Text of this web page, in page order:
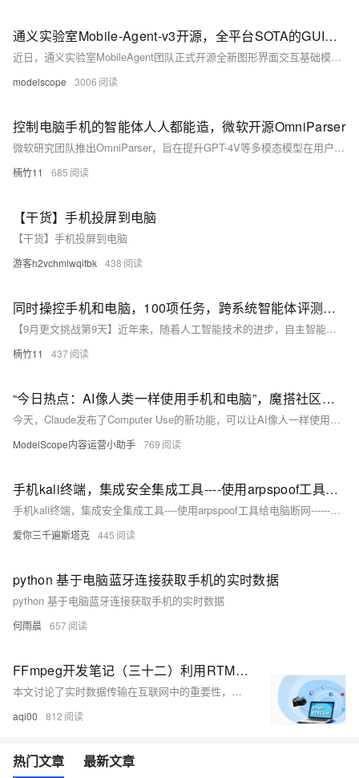
通义实验室Mobile-Agent-v3开源，全平台SOTA的GUI智能体，支持手机电脑等多平台交互
近日，通义实验室MobileAgent团队正式开源全新图形界面交互基础模型 GUI-Owl，并同步推出支持多智能体协同的自动化框架 Mobile-Agent-v3。该模型基于Qwen2.5-VL打造，在手机端与电脑端共8个GUI任务榜单中全面刷新开源模型性能纪录，达成全平台SOTA。
modelscope 3006
控制电脑手机的智能体人人都能造，微软开源OmniParser
微软研究团队推出OmniParser，旨在提升GPT-4V等多模态模型在用户界面操作方面的性能。通过解析用户界面截图为结构化元素，OmniParser显著增强了模型的交互能力，使其在多种基准测试中表现出色。该技术开源，促进了社区合作与技术创新，但同时也面临数据质量、计算资源及安全隐私等挑战。
楠竹11 685
【干货】手机投屏到电脑
【干货】手机投屏到电脑
游客h2vchmlwqitbk 438
同时操控手机和电脑，100项任务，跨系统智能体评测基准有了
【9月更文挑战第9天】近年来，随着人工智能技术的进步，自主智能体的应用日益广泛。为解决现有评测基准的局限性，研究人员推出了CRAB（Cross-environment Agent Benchmark），这是一种支持跨环境任务的新框架，结合了基于图的精细评估方法和高效的任务构建机制。CRAB框架支持多种设备并可轻松扩展至任何具备Python接口的环境。首个跨平台基准CRAB-v0包含100项任务，实验显示GPT-4单智能体在完成率方面表现最佳。CRAB框架为智能体研究提供了新机遇，但也面临计算资源和评估准确性等方面的挑战。
楠竹11 437
“今日热点：AI像人类一样使用手机和电脑”，魔搭社区的开源项目已先行一步
今天，Claude发布了Computer Use的新功能，可以让AI像人一样使用电脑！
ModelScope内容运营小助手 769
手机kali终端，集成安全集成工具----使用arpspoof工具给电脑断网------断网，网络攻击手段
手机kali终端，集成安全集成工具----使用arpspoof工具给电脑断网------断网，网络攻击手段
爱你三千遍斯塔克 445
python 基于电脑蓝牙连接获取手机的实时数据
python 基于电脑蓝牙连接获取手机的实时数据
何雨晨 657
FFmpeg开发笔记（三十二）利用RTMP协议构建电脑与手机的直播Demo
本文讨论了实时数据传输在互联网中的重要性，如即时通讯和在线直播。一对一通信通常使用WebRTC技术，但一对多直播需要流媒体服务器和特定协议，如RTSP、RTMP、SRT或RIST。RTMP由于其稳定性和早期普及，成为国内直播的主流。文章通过实例演示了如何使用OBS Studio和RTMP Streamer进行RTMP推流，并对比了不同流媒体传输协议的优缺点。推荐了两本关于FFmpeg和Android开发的书籍以供深入学习。
aqi00 812
热门文章 最新文章